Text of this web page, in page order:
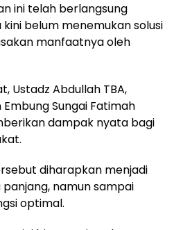
ini telah berlangsung
belum menemukan solusi
manfaatnya oleh
Ustadz Abdullah TBA,
Sungai Fatimah
dampak nyata bagi
diharapkan menjadi
namun sampai
optimal.